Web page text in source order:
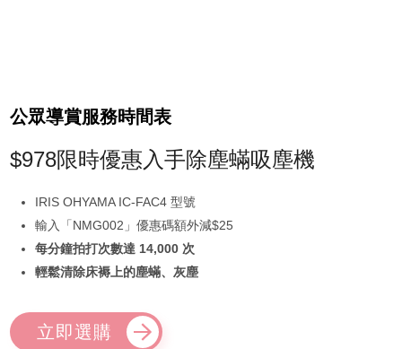
公眾導賞服務時間表
$978限時優惠入手除塵蟎吸塵機
IRIS OHYAMA IC-FAC4 型號
輸入「NMG002」優惠碼額外減$25
每分鐘拍打次數達 14,000 次
輕鬆清除床褥上的塵蟎、灰塵
立即選購